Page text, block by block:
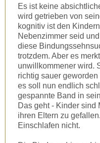
Es ist keine
wird getrieben von
kognitiv ist den
Nebenzimmer seid
diese
trotzdem. Aber es
unwillkommener wird.
richtig sauer
es soll nun endlich
gespannte Band in
Das geht - Kinder sind
ihren Eltern zu
Einschlafen nicht.